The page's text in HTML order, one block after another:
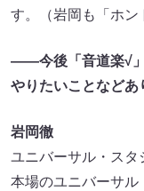
す。（岩岡も「ホン
――今後「音道楽√」
やりたいことなどあ
岩岡徹
ユニバーサル・スタ
本場のユニバーサル